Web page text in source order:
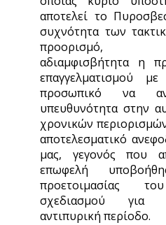
αποτελεί το
συχνότητα των
προορισμό,
αδιαμφισβήτητα η
επαγγελματισμού
προσωπικό να
υπευθυνότητα στην
χρονικών
αποτελεσματικό
μας, γεγονός που
επωφελή
προετοιμασίας
σχεδιασμού για
αντιπυρική περίοδο.